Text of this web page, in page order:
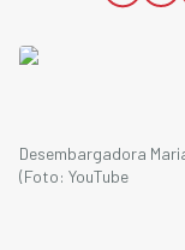
Desembargadora
(Foto: YouTube